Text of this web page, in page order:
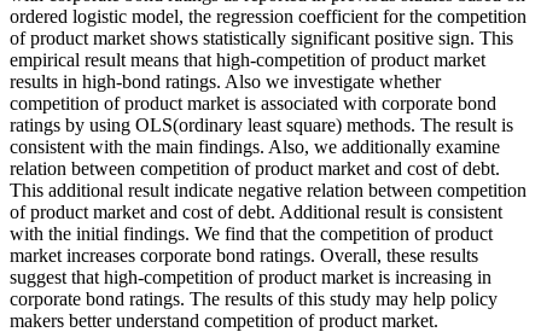
ordered logistic model, the regression coefficient for the competition
of product market shows statistically significant positive sign. This
empirical result means that high-competition of product market
results in high-bond ratings. Also we investigate whether
competition of product market is associated with corporate bond
ratings by using OLS(ordinary least square) methods. The result is
consistent with the main findings. Also, we additionally examine
relation between competition of product market and cost of debt.
This additional result indicate negative relation between competition
of product market and cost of debt. Additional result is consistent
with the initial findings. We find that the competition of product
market increases corporate bond ratings. Overall, these results
suggest that high-competition of product market is increasing in
corporate bond ratings. The results of this study may help policy
makers better understand competition of product market.